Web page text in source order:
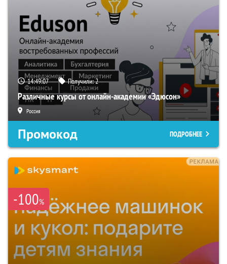
14:49:06 Получили:2
Различные курсы от онлайн-академии «Эдюсон»
Россия
Промокод ПОДРОБНЕЕ
-100%